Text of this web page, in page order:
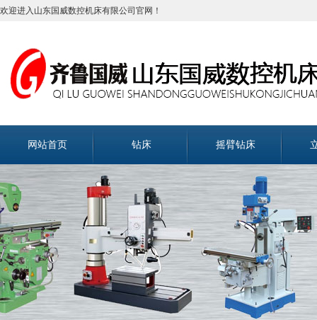
欢迎进入山东国威数控机床有限公司官网！
网站首页 钻床 摇臂钻床